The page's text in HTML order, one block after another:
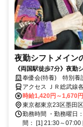
夜勤シフトメイン
《両国駅徒歩7分》夜
ット定員6～9名ユニッ
奉優会(特養) 特別養
アクセス ＪＲ総武線
両国〔大江戸線〕A5
徒歩約11分
時給1,420円～1,670円
東京都東京23区墨田区
勤務時間 ・勤務曜日
間： [1] 21:30～